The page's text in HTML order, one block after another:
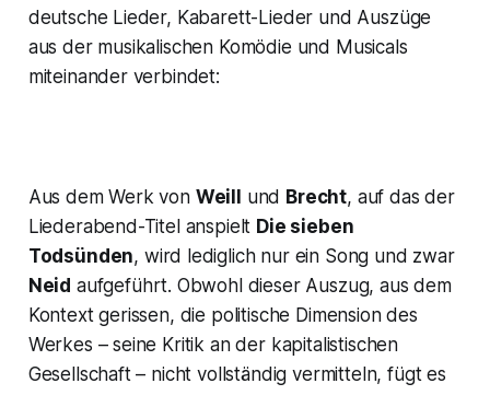
deutsche Lieder, Kabarett-Lieder und Auszüge
aus der musikalischen Komödie und Musicals
miteinander verbindet:
Aus dem Werk von Weill und Brecht, auf das der
Liederabend-Titel anspielt Die sieben
Todsünden, wird lediglich nur ein Song und zwar
Neid aufgeführt. Obwohl dieser Auszug, aus dem
Kontext gerissen, die politische Dimension des
Werkes – seine Kritik an der kapitalistischen
Gesellschaft – nicht vollständig vermitteln, fügt es